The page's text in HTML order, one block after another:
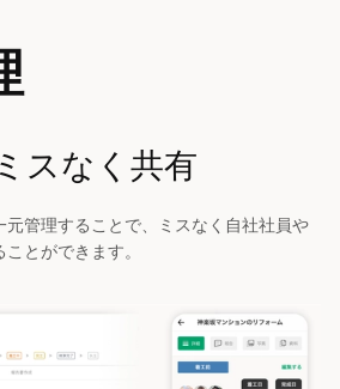
スなく共有
管理することで、ミスなく自社社員や
とができます。